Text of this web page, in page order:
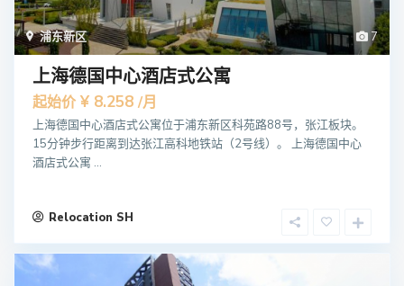
7
浦东新区
上海德国中心酒店式公寓
起始价 ¥ 8.258 /月
上海德国中心酒店式公寓位于浦东新区科苑路88号，张江板块。
15分钟步行距离到达张江高科地铁站（2号线）。 上海德国中心
酒店式公寓 ...
Relocation SH